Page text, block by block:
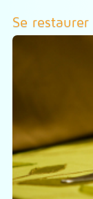
Se restaurer